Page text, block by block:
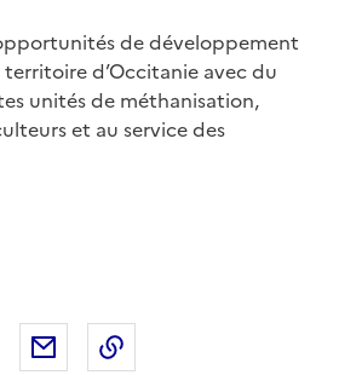
de développement
d’Occitanie avec du
unités de méthanisation,
et au service des
sur X (anciennement Twitter)
Partager sur LinkedIn
Partager par email